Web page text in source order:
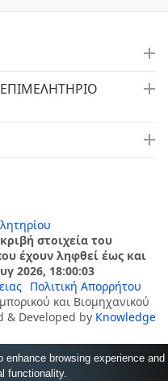
στοιχεία του
έχουν ληφθεί έως και
2026, 18:00:03
Πολιτική Απορρήτου
και Βιομηχανικού
& Developed by Knowledge
browsing experience and
functionality.